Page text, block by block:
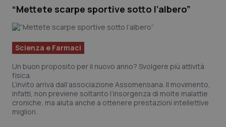
Toscana
Umbria
Valle D’Aosta
Obesità
Oftalmologia
Oncodermatologia
“Mettete scarpe sportive sotto l’albero”
Scienza e Farmaci
Un buon proposito per il nuovo anno? Svolgere più attività
fisica.
L’invito arriva dall’associazione Assomensana. Il movimento,
infatti, non previene soltanto l’insorgenza di molte malattie
croniche, ma aiuta anche a ottenere prestazioni intellettive
migliori.